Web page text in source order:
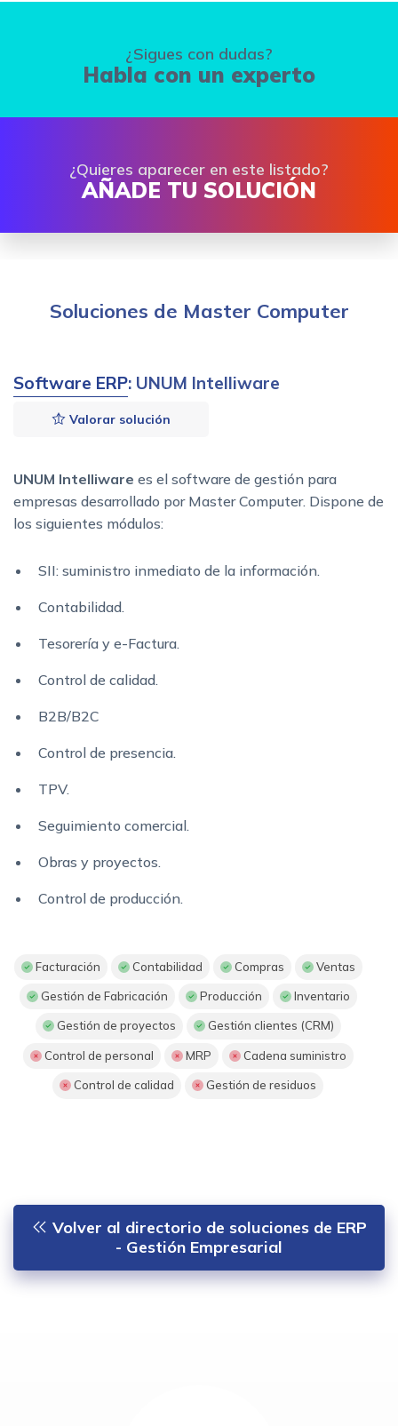
¿Sigues con dudas?
Habla con un experto
¿Quieres aparecer en este listado?
AÑADE TU SOLUCIÓN
Soluciones de Master Computer
Software ERP: UNUM Intelliware
Valorar solución
UNUM Intelliware es el software de gestión para
empresas desarrollado por Master Computer. Dispone de
los siguientes módulos:
SII: suministro inmediato de la información.
Contabilidad.
Tesorería y e-Factura.
Control de calidad.
B2B/B2C
Control de presencia.
TPV.
Seguimiento comercial.
Obras y proyectos.
Control de producción.
Facturación Contabilidad Compras Ventas
Gestión de Fabricación Producción Inventario
Gestión de proyectos Gestión clientes (CRM)
Control de personal MRP Cadena suministro
Control de calidad Gestión de residuos
Volver al directorio de soluciones de ERP
- Gestión Empresarial